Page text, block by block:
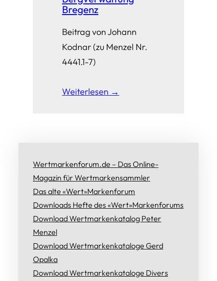
Bregenz
Beitrag von Johann
Kodnar (zu Menzel Nr.
4441.1-7)
Weiterlesen →
Wertmarkenforum.de – Das Online-
Magazin für Wertmarkensammler
Das alte «Wert»Markenforum
Downloads Hefte des «Wert»Markenforums
Download Wertmarkenkatalog Peter
Menzel
Download Wertmarkenkataloge Gerd
Opalka
Download Wertmarkenkataloge Divers